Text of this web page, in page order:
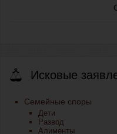
Исковые
Семейные споры
Дети
Развод
Алименты